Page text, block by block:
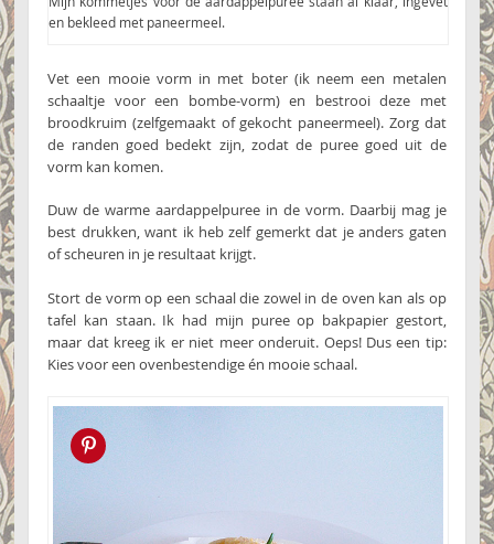
en bekleed met paneermeel.
Vet een mooie vorm in met boter (ik neem een metalen
schaaltje voor een bombe-vorm) en bestrooi deze met
broodkruim (zelfgemaakt of gekocht paneermeel). Zorg dat
de randen goed bedekt zijn, zodat de puree goed uit de
vorm kan komen.
Duw de warme aardappelpuree in de vorm. Daarbij mag je
best drukken, want ik heb zelf gemerkt dat je anders gaten
of scheuren in je resultaat krijgt.
Stort de vorm op een schaal die zowel in de oven kan als op
tafel kan staan. Ik had mijn puree op bakpapier gestort,
maar dat kreeg ik er niet meer onderuit. Oeps! Dus een tip:
Kies voor een ovenbestendige én mooie schaal.
Pin this!